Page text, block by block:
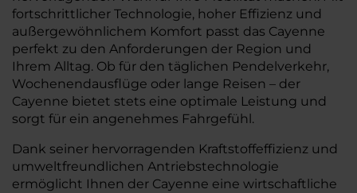
fortschrittlicher Technologie, hoher Effizienz und
außergewöhnlichem Komfort passt das Cayenne
perfekt zu den Anforderungen der Region und
Ihrem Alltag. Ob für den täglichen Pendelverkehr,
Wochenendausflüge oder lange Reisen – der
Cayenne bietet stets eine optimale Leistung und
sorgt für ein angenehmes Fahrgefühl.
Dank seiner hervorragenden Kraftstoffeffizienz und
umweltfreundlichen Antriebstechnologie
ermöglicht Ihnen der Cayenne eine wirtschaftliche